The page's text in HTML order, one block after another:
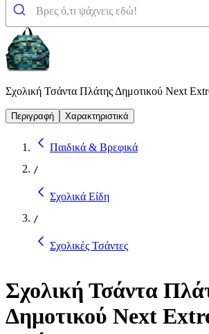
Σχολική Τσάντα Πλάτης Δημοτικού Next
Περιγραφή Χαρακτηριστικά
Παιδικά & Βρεφικά
/
Σχολικά Είδη
/
Σχολικές Τσάντες
Σχολική Τσάντα
Δημοτικού Next